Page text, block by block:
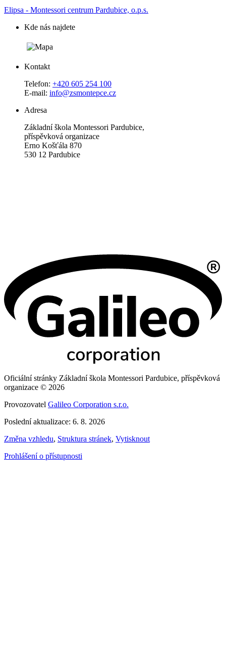
Elipsa - Montessori centrum Pardubice, o.p.s.
Kde nás najdete
Kontakt
Telefon: +420 605 254 100
E-mail: info@zsmontepce.cz
Adresa
Základní škola Montessori Pardubice,
příspěvková organizace
Erno Košťála 870
530 12 Pardubice
Oficiální stránky Základní škola Montessori Pardubice, příspěvková
organizace © 2026
Provozovatel Galileo Corporation s.r.o.
Poslední aktualizace: 6. 8. 2026
Změna vzhledu, Struktura stránek, Vytisknout
Prohlášení o přístupnosti